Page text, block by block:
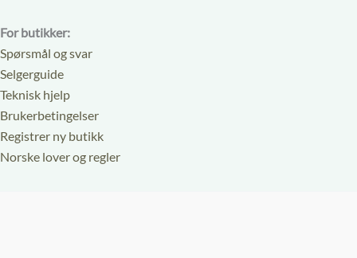
For butikker:
Spørsmål og svar
Selgerguide
Teknisk hjelp
Brukerbetingelser
Registrer ny butikk
Norske lover og regler